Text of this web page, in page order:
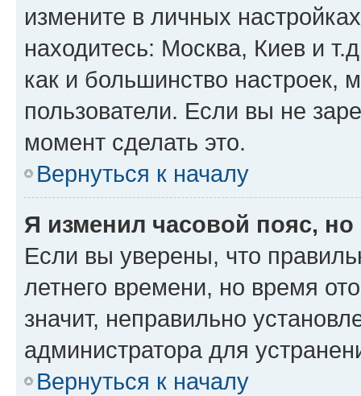
измените в личных
находитесь: Москва, Киев и
как и большинство настроек,
пользователи. Если вы не
момент сделать это.
Вернуться к началу
Я изменил часовой пояс,
Если вы уверены, что
летнего времени, но время
значит, неправильно
администратора для
Вернуться к началу